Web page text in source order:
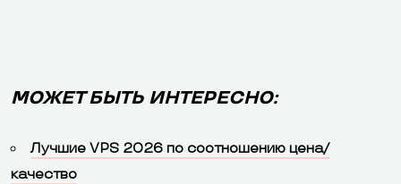
МОЖЕТ БЫТЬ ИНТЕРЕСНО:
Лучшие VPS 2026 по соотношению цена/
качество